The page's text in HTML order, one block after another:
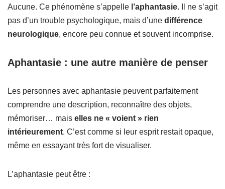
Aucune. Ce phénomène s’appelle l’aphantasie. Il ne s’agit
pas d’un trouble psychologique, mais d’une différence
neurologique, encore peu connue et souvent incomprise.
Aphantasie : une autre manière de penser
Les personnes avec aphantasie peuvent parfaitement
comprendre une description, reconnaître des objets,
mémoriser… mais elles ne « voient » rien
intérieurement. C’est comme si leur esprit restait opaque,
même en essayant très fort de visualiser.
L’aphantasie peut être :